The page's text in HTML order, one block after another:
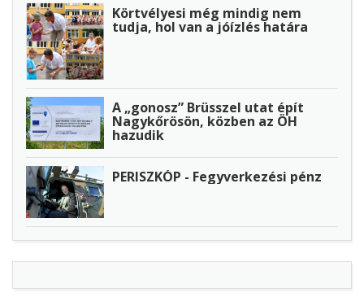
Körtvélyesi még mindig nem
tudja, hol van a jóízlés határa
A „gonosz” Brüsszel utat épít
Nagykőrösön, közben az ÖH
hazudik
PERISZKÓP - Fegyverkezési pénz